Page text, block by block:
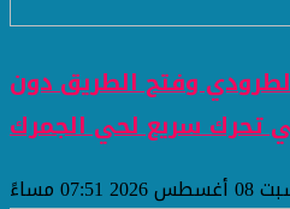
وفتح الطريق دون
تحرك سريع لحي الجمرك
07:51 مساءً